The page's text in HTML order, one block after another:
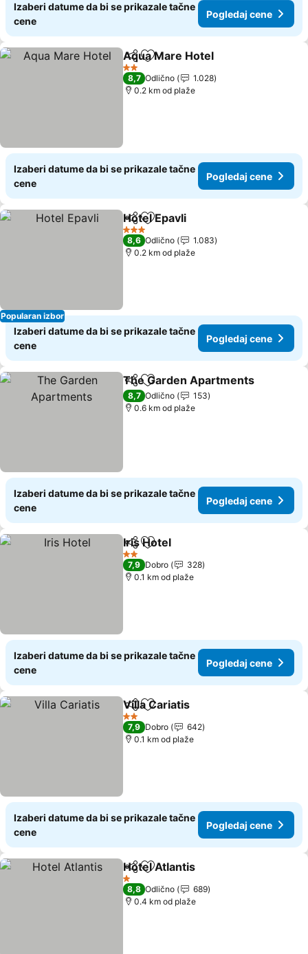
Izaberi datume da bi se prikazale tačne
cene
Pogledaj cene
Deli Dodati u favorite
Aqua Mare Hotel
2 Zvezdice
8,7 Odlično
1.028
0.2 km od plaže
Izaberi datume da bi se prikazale tačne
cene
Pogledaj cene
Popularan izbor
Deli Dodati u favorite
Hotel Epavli
3 Zvezdice
8,6 Odlično
1.083
0.2 km od plaže
Izaberi datume da bi se prikazale tačne
cene
Pogledaj cene
Deli Dodati u favorite
The Garden Apartments
8,7 Odlično
153
0.6 km od plaže
Izaberi datume da bi se prikazale tačne
cene
Pogledaj cene
Deli Dodati u favorite
Iris Hotel
2 Zvezdice
7,9 Dobro
328
0.1 km od plaže
Izaberi datume da bi se prikazale tačne
cene
Pogledaj cene
Deli Dodati u favorite
Villa Cariatis
2 Zvezdice
7,9 Dobro
642
0.1 km od plaže
Izaberi datume da bi se prikazale tačne
cene
Pogledaj cene
Deli Dodati u favorite
Hotel Atlantis
1 Zvezdice
8,8 Odlično
689
0.4 km od plaže